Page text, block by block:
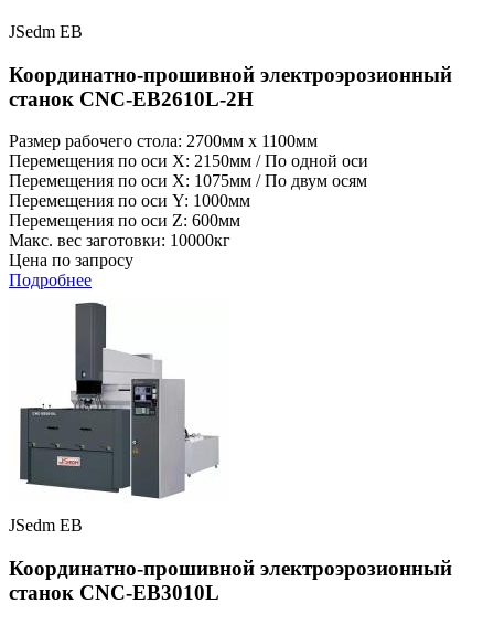
JSedm EB
Координатно-прошивной электроэрозионный
станок CNC-EB2610L-2H
Размер рабочего стола: 2700мм x 1100мм
Перемещения по оси X: 2150мм / По одной оси
Перемещения по оси X: 1075мм / По двум осям
Перемещения по оси Y: 1000мм
Перемещения по оси Z: 600мм
Макс. вес заготовки: 10000кг
Цена по запросу
Подробнее
JSedm EB
Координатно-прошивной электроэрозионный
станок CNC-EB3010L